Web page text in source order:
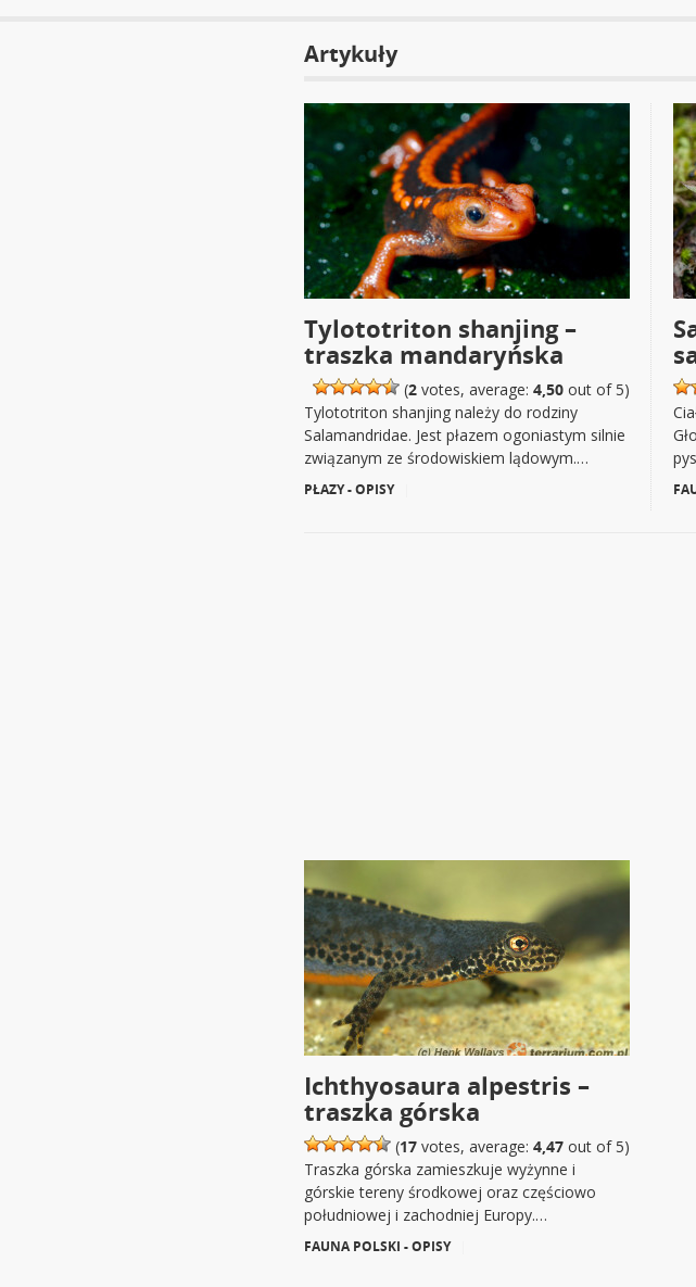
Artykuły
Tylototriton shanjing –
traszka mandaryńska
(2 votes, average: 4,50 out of 5)
Tylototriton shanjing należy do rodziny
Salamandridae. Jest płazem ogoniastym silnie
związanym ze środowiskiem lądowym.…
PŁAZY - OPISY
Ichthyosaura alpestris –
traszka górska
(17 votes, average: 4,47 out of 5)
Traszka górska zamieszkuje wyżynne i
górskie tereny środkowej oraz częściowo
południowej i zachodniej Europy.…
FAUNA POLSKI - OPISY